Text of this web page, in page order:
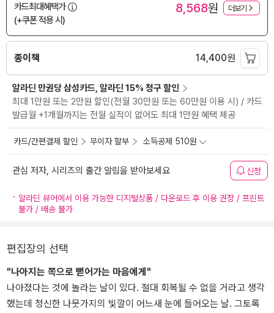
카드최대혜택가
(+쿠폰 적용 시)
8,568원 더보기
종이책 14,400원
알라딘 만권당 삼성카드, 알라딘 15% 청구 할인
최대 1만원 또는 2만원 할인(전월 30만원 또는 60만원 이용 시) / 카드
발급월 +1개월까지는 전월 실적이 없어도 최대 1만원 혜택 제공
카드/간편결제 할인 무이자 할부 소득공제 510원
관심 저자, 시리즈의 출간 알림을 받아보세요 신청
알라딘 뷰어에서 이용 가능한 디지털상품 / 다운로드 후 이용 권장 / 프린트
불가 / 배송 불가
편집장의 선택
"나아지는 쪽으로 뻗어가는 마음에게"
나아졌다는 것에 놀라는 날이 있다. 절대 회복될 수 없을 거라고 생각
했는데 청신한 나뭇가지의 빛깔이 어느새 눈에 들어오는 날. 그토록